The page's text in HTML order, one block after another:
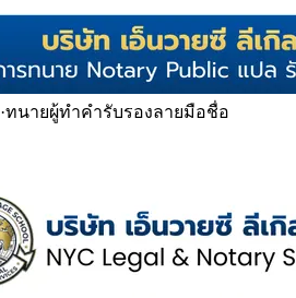
·ทนายผู้ทำคำรับรองลายมือชื่อ